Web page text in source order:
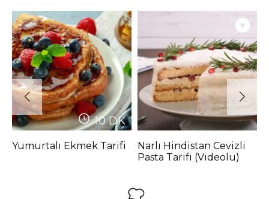
10DK
Yumurtalı Ekmek Tarifi
Narlı Hindistan Cevizli
Pasta Tarifi (Videolu)